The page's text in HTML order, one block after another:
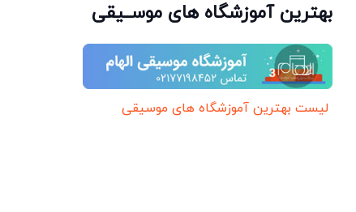
بهترین آموزشگاه های موســیقی
لیست بهترین آموزشگاه های موسیقی